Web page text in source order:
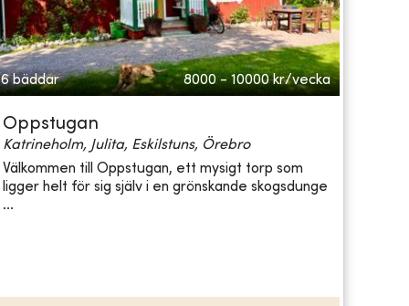
6 bäddar 8000 - 10000 kr/vecka
Oppstugan
Katrineholm, Julita, Eskilstuns, Örebro
Välkommen till Oppstugan, ett mysigt torp som
ligger helt för sig själv i en grönskande skogsdunge
...